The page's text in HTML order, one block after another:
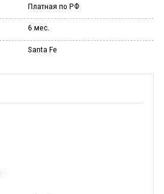
Платная по РФ
6 мес.
Santa Fe